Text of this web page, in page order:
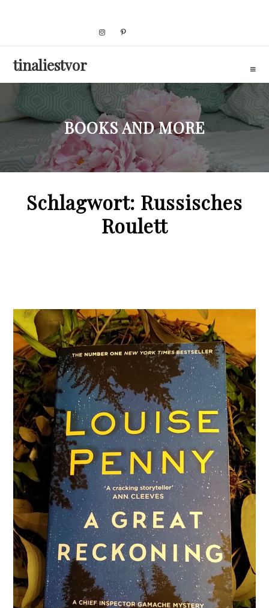
tinaliestvor
BOOKS AND MORE
Schlagwort: Russisches
Roulett